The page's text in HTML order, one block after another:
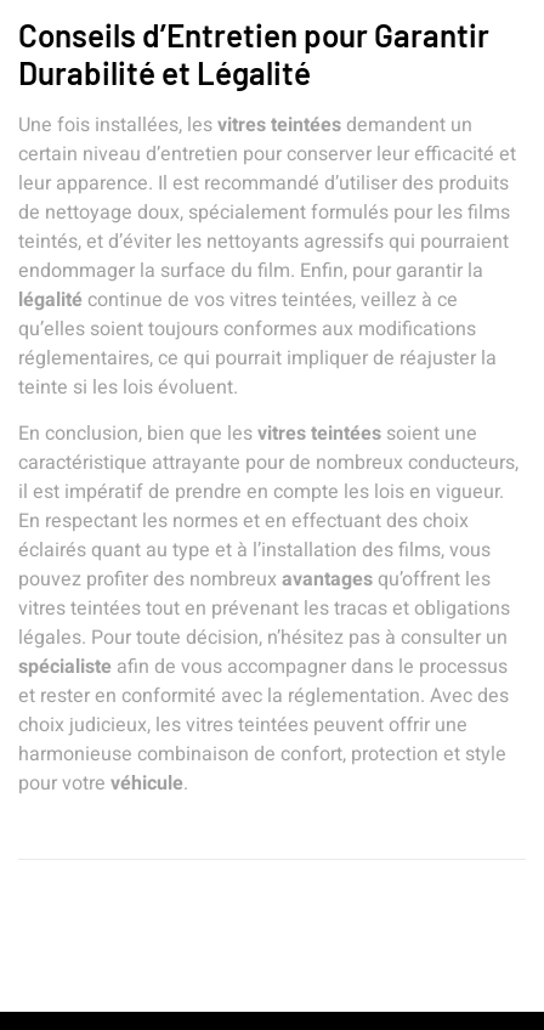
Conseils d’Entretien pour Garantir
Durabilité et Légalité
Une fois installées, lesvitres teintées demandent un
certain niveau d’entretien pour conserver leur efficacité et
leur apparence. Il est recommandé d’utiliser des produits
de nettoyage doux, spécialement formulés pour les films
teintés, et d’éviter les nettoyants agressifs qui pourraient
endommager la surface du film. Enfin, pour garantir la
légalité continue de vosvitres teintées, veillez à ce
qu’elles soient toujours conformes aux modifications
réglementaires, ce qui pourrait impliquer de réajuster la
teinte si les lois évoluent.
En conclusion, bien que lesvitres teintées soient une
caractéristique attrayante pour de nombreux conducteurs,
il est impératif de prendre en compte les lois en vigueur.
En respectant les normes et en effectuant des choix
éclairés quant au type et à l’installation des films, vous
pouvez profiter des nombreuxavantages qu’offrent les
vitres teintées tout en prévenant les tracas et obligations
légales. Pour toute décision, n’hésitez pas à consulter un
spécialiste afin de vous accompagner dans le processus
et rester en conformité avec la réglementation. Avec des
choix judicieux, les vitres teintées peuvent offrir une
harmonieuse combinaison de confort, protection et style
pour votre véhicule.